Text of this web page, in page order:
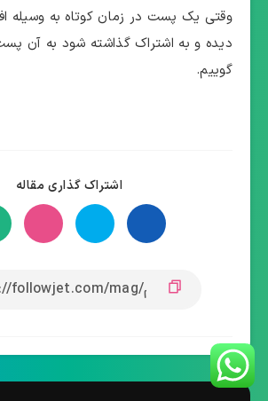
وقتی یک پست در زمان کوتاه به وسیله
دیده و به اشتراک گذاشته شود به آن
گوییم.
اشتراک گذاری مقاله